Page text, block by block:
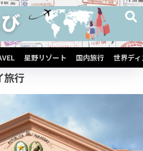
星野リゾート 国内旅行 世界デ
子連れ中南米旅行 子連れ南米旅行
旅行